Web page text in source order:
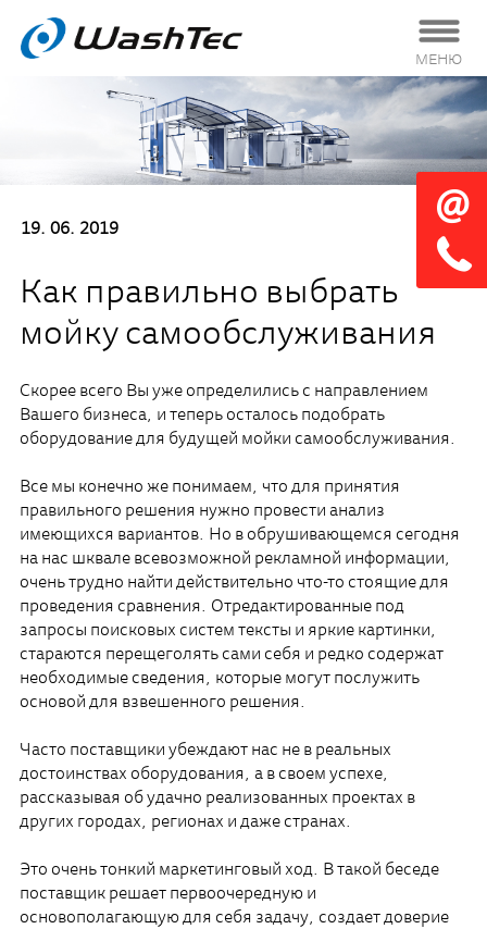
МЕНЮ
19. 06. 2019
Как правильно выбрать
мойку самообслуживания
Скорее всего Вы уже определились с направлением
Вашего бизнеса, и теперь осталось подобрать
оборудование для будущей мойки самообслуживания.
Все мы конечно же понимаем, что для принятия
правильного решения нужно провести анализ
имеющихся вариантов. Но в обрушивающемся сегодня
на нас шквале всевозможной рекламной информации,
очень трудно найти действительно что-то стоящие для
проведения сравнения. Отредактированные под
запросы поисковых систем тексты и яркие картинки,
стараются перещеголять сами себя и редко содержат
необходимые сведения, которые могут послужить
основой для взвешенного решения.
Часто поставщики убеждают нас не в реальных
достоинствах оборудования, а в своем успехе,
рассказывая об удачно реализованных проектах в
других городах, регионах и даже странах.
Это очень тонкий маркетинговый ход. В такой беседе
поставщик решает первоочередную и
основополагающую для себя задачу, создает доверие